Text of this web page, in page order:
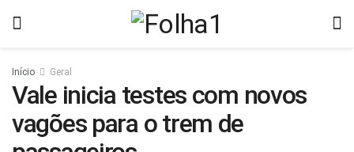
Início Geral
Vale inicia testes com novos
vagões para o trem de